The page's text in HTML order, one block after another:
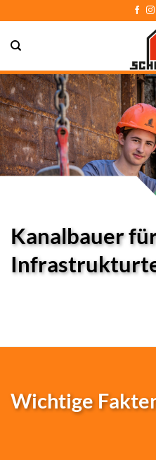
Inhalt
springen
Kanalbauer
Wichtige